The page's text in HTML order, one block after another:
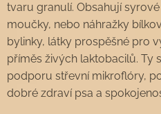
tvaru granulí. Obsahují
moučky, nebo náhražky
bylinky, látky prospěšné pro
příměs živých laktobacilů. Ty
podporu střevní mikroflóry,
dobré zdraví psa a